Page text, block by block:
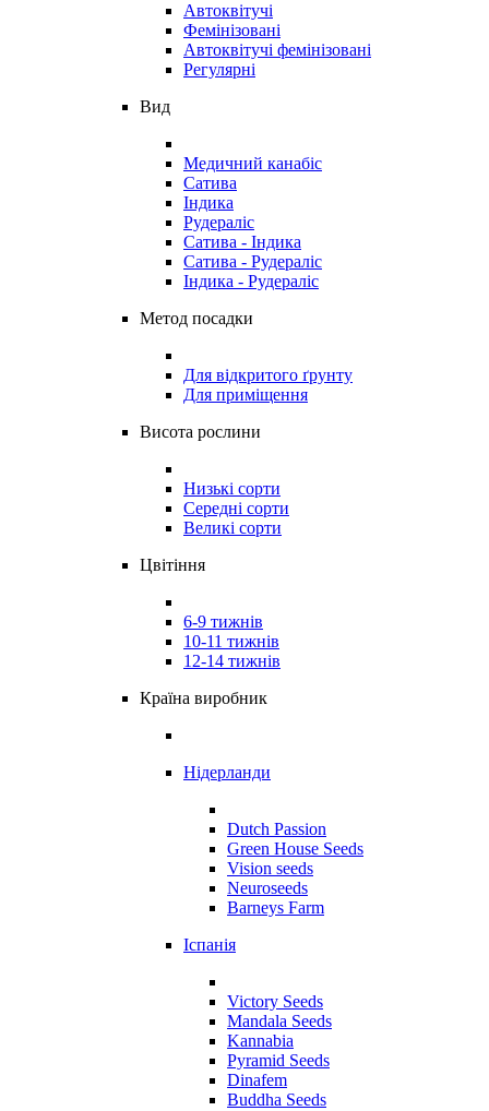
Автоквітучі
Фемінізовані
Автоквітучі фемінізовані
Регулярні
Вид
Медичний канабіс
Сатива
Індика
Рудераліс
Сатива - Індика
Сатива - Рудераліс
Індика - Рудераліс
Метод посадки
Для відкритого ґрунту
Для приміщення
Висота рослини
Низькі сорти
Середні сорти
Великі сорти
Цвітіння
6-9 тижнів
10-11 тижнів
12-14 тижнів
Країна виробник
Нідерланди
Dutch Passion
Green House Seeds
Vision seeds
Neuroseeds
Barneys Farm
Іспанія
Victory Seeds
Mandala Seeds
Kannabia
Pyramid Seeds
Dinafem
Buddha Seeds